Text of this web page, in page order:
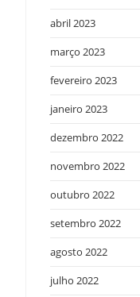
abril 2023
março 2023
fevereiro 2023
janeiro 2023
dezembro 2022
novembro 2022
outubro 2022
setembro 2022
agosto 2022
julho 2022